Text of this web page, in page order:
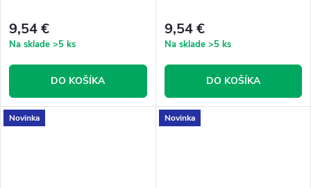
9,54 €
Na sklade >5 ks
DO KOŠÍKA
9,54 €
Na sklade >5 ks
DO KOŠÍKA
Novinka Novinka